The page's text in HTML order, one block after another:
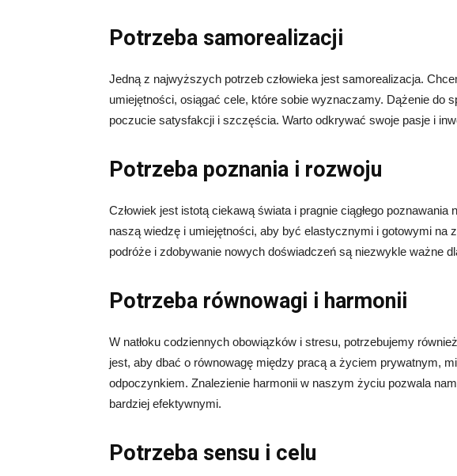
Potrzeba samorealizacji
Jedną z najwyższych potrzeb człowieka jest samorealizacja.
umiejętności, osiągać cele, które sobie wyznaczamy. Dążenie do
poczucie satysfakcji i szczęścia. Warto odkrywać swoje pasje i
Potrzeba poznania i rozwoju
Człowiek jest istotą ciekawą świata i pragnie ciągłego
naszą wiedzę i umiejętności, aby być elastycznymi i gotowymi na
podróże i zdobywanie nowych doświadczeń są niezwykle ważne
Potrzeba równowagi i harmonii
W natłoku codziennych obowiązków i stresu, potrzebujemy
jest, aby dbać o równowagę między pracą a życiem prywatnym,
odpoczynkiem. Znalezienie harmonii w naszym życiu pozwala
bardziej efektywnymi.
Potrzeba sensu i celu